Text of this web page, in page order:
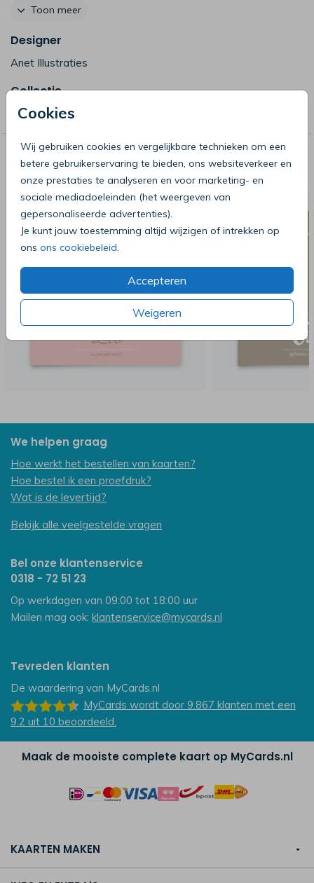
Cookies
Wij gebruiken cookies en vergelijkbare technieken om een
betere gebruikerservaring te bieden, ons websiteverkeer en
onze prestaties te analyseren en voor marketing- en
sociale mediadoeleinden (het weergeven van
gepersonaliseerde advertenties).
Je kunt jouw toestemming altijd wijzigen of intrekken op
ons ons cookiebeleid.
Accepteren
Weigeren
lukt dit aan te passen, neem dan contact op.
Toon meer
Designer
Anet Illustraties
Collectie
Gezin by Anet
Deze producten zijn wellicht ook iets
voor je
We helpen graag
Hoe werkt het bestellen van kaarten?
Hoe bestel ik een proefdruk?
Wat is de levertijd?
Bekijk alle veelgestelde vragen
Bel onze klantenservice
0318 - 72 51 23
Op werkdagen van 09:00 tot 18:00 uur
Mailen mag ook: klantenservice@mycards.nl
Tevreden klanten
De waardering van MyCards.nl
MyCards wordt door 9.867 klanten met een
9.2 uit 10 beoordeeld.
Maak de mooiste complete kaart op MyCards.nl
KAARTEN MAKEN